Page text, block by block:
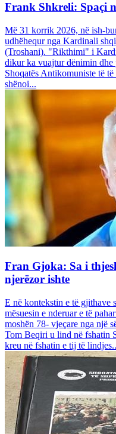
Frank Shkreli: Spaçi
Më 31 korrik 2026, në ish-
udhëhequr nga Kardinali
(Troshani). "Rikthimi" i
dikur ka vuajtur dënimin dhe
Shoqatës Antikomuniste të
shënoi...
Fran Gjoka: Sa i
njerëzor ishte
E në kontekstin e të gjithave
mësuesin e nderuar e të
moshën 78- vjeçare nga një
Tom Beqiri u lind në fshatin
kreu në fshatin e tij të